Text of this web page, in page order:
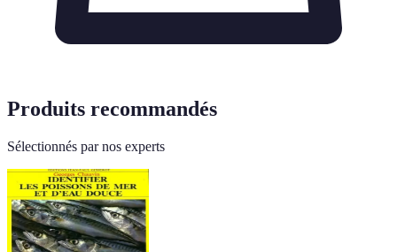
Produits recommandés
Sélectionnés par nos experts